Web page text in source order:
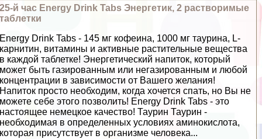
25-й час Energy Drink Tabs Энергетик, 2 растворимые
таблетки
Energy Drink Tabs - 145 мг кофеина, 1000 мг таурина, L-
карнитин, витамины и активные растительные вещества
в каждой таблетке! Энергетический напиток, который
может быть газированным или негазированным и любой
концентрации в зависимости от Вашего желания!
Напиток просто необходим, когда хочется спать, но Вы не
можете себе этого позволить! Energy Drink Tabs - это
настоящее немецкое качество! Таурин Таурин -
необходимая в определенных условиях аминокислота,
которая присутствует в организме человека...